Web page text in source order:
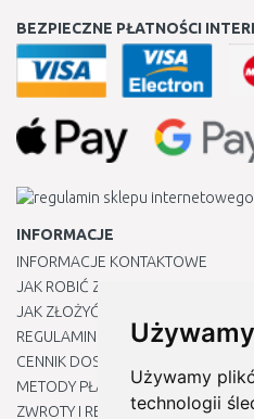
Używamy
technologii
BEZPIECZNE PŁATNOŚCI
INFORMACJE
INFORMACJE KONTAKTOWE
JAK ROBIĆ ZAKUPY ?
JAK ZŁOŻYĆ REKLAMACJĘ
REGULAMIN
CENNIK DOSTAWY
METODY PŁATNOŚCI
ZWROTY I REKLAMACJE